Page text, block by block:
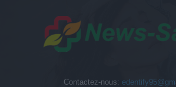
Contactez-nous: